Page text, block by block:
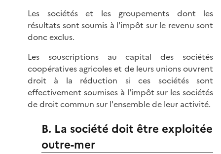
Les sociétés et les groupements dont les
résultats sont soumis à l'impôt sur le revenu sont
donc exclus.
Les souscriptions au capital des sociétés
coopératives agricoles et de leurs unions ouvrent
droit à la réduction si ces sociétés sont
effectivement soumises à l'impôt sur les sociétés
de droit commun sur l'ensemble de leur activité.
B. La société doit être exploitée
outre-mer